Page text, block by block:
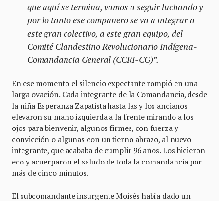
que aquí se termina, vamos a seguir luchando y
por lo tanto ese compañero se va a integrar a
este gran colectivo, a este gran equipo, del
Comité Clandestino Revolucionario Indígena-
Comandancia General (CCRI-CG)”.
En ese momento el silencio expectante rompió en una
larga ovación. Cada integrante de la Comandancia, desde
la niña Esperanza Zapatista hasta las y los ancianos
elevaron su mano izquierda a la frente mirando a los
ojos para bienvenir, algunos firmes, con fuerza y
convicción o algunas con un tierno abrazo, al nuevo
integrante, que acababa de cumplir 96 años. Los hicieron
eco y acuerparon el saludo de toda la comandancia por
más de cinco minutos.
El subcomandante insurgente Moisés había dado un